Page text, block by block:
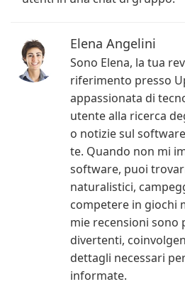
Elena Angelini
Sono Elena, la tua
riferimento presso
appassionata di
utente alla ricerca
o notizie sul
te. Quando non mi
software, puoi
naturalistici,
competere in giochi
mie recensioni sono
divertenti,
dettagli necessari
informate.